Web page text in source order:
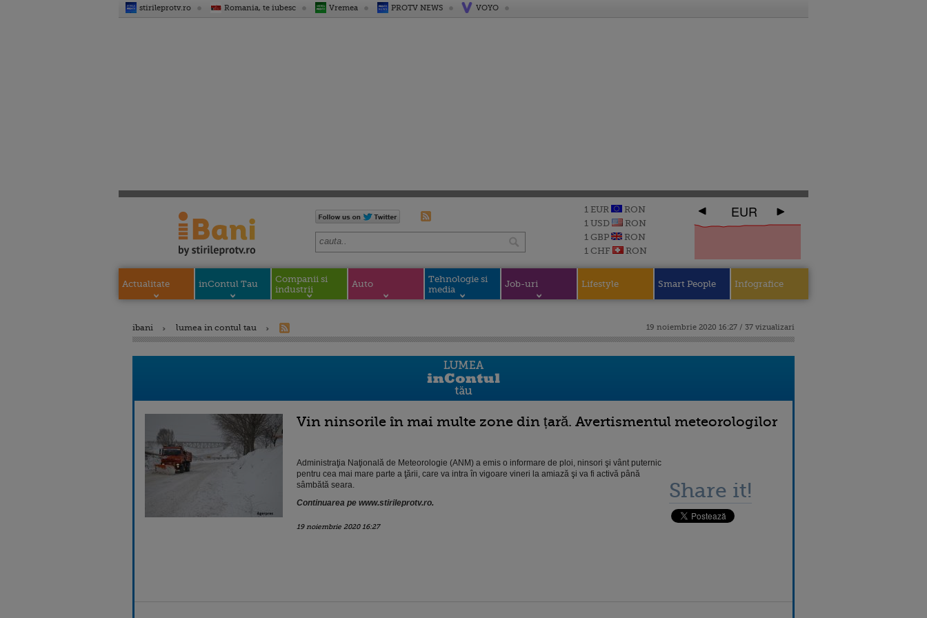
stirileprotv.ro Romania, te iubesc Vremea PROTV NEWS VOYO
1 EUR
RON
1 USD
RON
1 GBP
RON
1 CHF
RON
EUR
Actualitate inContul Tau
Companii si
industrii
Auto
Tehnologie si
media
Job-uri Lifestyle Smart People Infografice
ibani lumea in contul tau 19 noiembrie 2020 16:27 / 37 vizualizari
Vin ninsorile în mai multe zone din țară. Avertismentul meteorologilor
Administraţia Naţională de Meteorologie (ANM) a emis o informare de ploi, ninsori şi vânt puternic
pentru cea mai mare parte a ţării, care va intra în vigoare vineri la amiază şi va fi activă până
sâmbătă seara.
Continuarea pe www.stirileprotv.ro.
19 noiembrie 2020 16:27
Share it!